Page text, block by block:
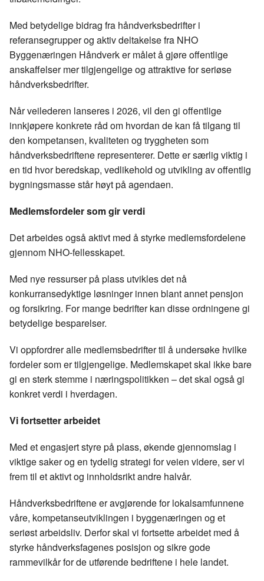
Med betydelige bidrag fra håndverksbedrifter i
referansegrupper og aktiv deltakelse fra NHO
Byggenæringen Håndverk er målet å gjøre offentlige
anskaffelser mer tilgjengelige og attraktive for seriøse
håndverksbedrifter.
Når veilederen lanseres i 2026, vil den gi offentlige
innkjøpere konkrete råd om hvordan de kan få tilgang til
den kompetansen, kvaliteten og tryggheten som
håndverksbedriftene representerer. Dette er særlig viktig i
en tid hvor beredskap, vedlikehold og utvikling av offentlig
bygningsmasse står høyt på agendaen.
Medlemsfordeler som gir verdi
Det arbeides også aktivt med å styrke medlemsfordelene
gjennom NHO-fellesskapet.
Med nye ressurser på plass utvikles det nå
konkurransedyktige løsninger innen blant annet pensjon
og forsikring. For mange bedrifter kan disse ordningene gi
betydelige besparelser.
Vi oppfordrer alle medlemsbedrifter til å undersøke hvilke
fordeler som er tilgjengelige. Medlemskapet skal ikke bare
gi en sterk stemme i næringspolitikken – det skal også gi
konkret verdi i hverdagen.
Vi fortsetter arbeidet
Med et engasjert styre på plass, økende gjennomslag i
viktige saker og en tydelig strategi for veien videre, ser vi
frem til et aktivt og innholdsrikt andre halvår.
Håndverksbedriftene er avgjørende for lokalsamfunnene
våre, kompetanseutviklingen i byggenæringen og et
seriøst arbeidsliv. Derfor skal vi fortsette arbeidet med å
styrke håndverksfagenes posisjon og sikre gode
rammevilkår for de utførende bedriftene i hele landet.